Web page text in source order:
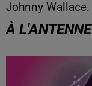
Johnny Wallace.
À L'ANTENNE